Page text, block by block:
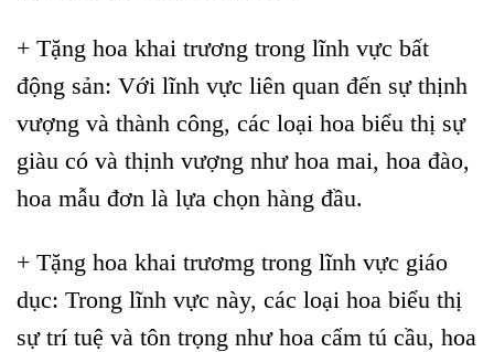
+ Tặng hoa khai trương trong lĩnh vực bất
động sản: Với lĩnh vực liên quan đến sự thịnh
vượng và thành công, các loại hoa biểu thị sự
giàu có và thịnh vượng như hoa mai, hoa đào,
hoa mẫu đơn là lựa chọn hàng đầu.
+ Tặng hoa khai trươmg trong lĩnh vực giáo
dục: Trong lĩnh vực này, các loại hoa biểu thị
sự trí tuệ và tôn trọng như hoa cẩm tú cầu, hoa